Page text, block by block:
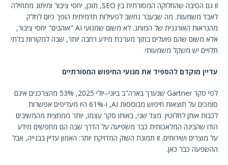
זו גם הסיבה שהחלוקה המסורתית בין SEO, תוכן, יחסי ציבור ומיתוג מתחילה
לאבד משמעות. מה שבעבר נחשב לפעילות תדמיתית הופך כיום לחלק
מהנראות האורגנית של המותג. לא משום שמנועי AI "אוהבים" יחסי ציבור,
אלא משום שהם פועלים בתוך מערכת מידע רחבה יותר, שבה למקורות בלתי
תלויים יש משקל משמעותי.
עדיין מוקדם להספיד את מנועי החיפוש המסורתיים
לפי סקר Gartner שנערך בארה"ב ביוני–יולי 2025, 53% מהצרכנים אינם
סומכים על תוצאות חיפוש מבוססות AI, ו-61% היו מעדיפים אפשרות
לכבות אותן לחלוטין. מצד שני, באותו סקר עצמו, יותר ממחצית מהמשיבים
הודו שהבינה המלאכותית כבר משפיעה על הדרך שבה הם מחפשים מידע
על מוצרים ושירותים. זו תמונת השוק המדויקת יותר: האמון עדיין בבנייה, אבל
ההשפעה כבר כאן.